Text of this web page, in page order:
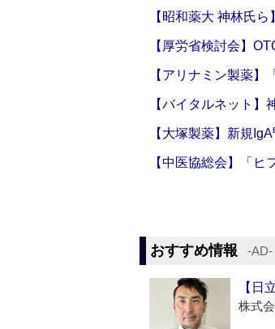
【昭和薬大 神林氏
【厚労省検討会】
【アリナミン製薬
【バイタルネット】
【大塚製薬】新規
【中医協総会】「ヒ
おすすめ情報 ‐AD‐
【日
株式